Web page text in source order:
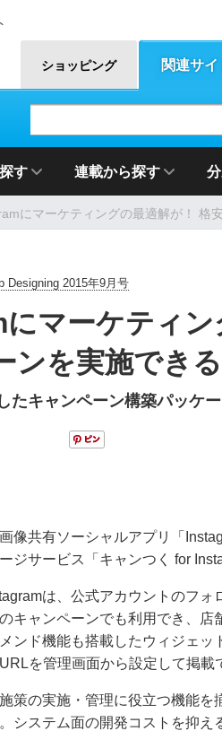
マイナビBOOKS
ショッピング 関連サイ
す 連載から探す
にマーケティングの最適解が！ 格安
Designing 2015年9月号
マーケティ
ンを実施でき
たキャンペーン構築パッケ
像共有ソーシャルアプリ「
ジサービス「キャンつく for
は、公式アカウントのフォ
キャンペーンでも利用でき、
ンド機能も搭載したウィジェ
を管理画面から設定して掲載
策の実施・管理に役立つ機能
システム面の開発コストを抑え